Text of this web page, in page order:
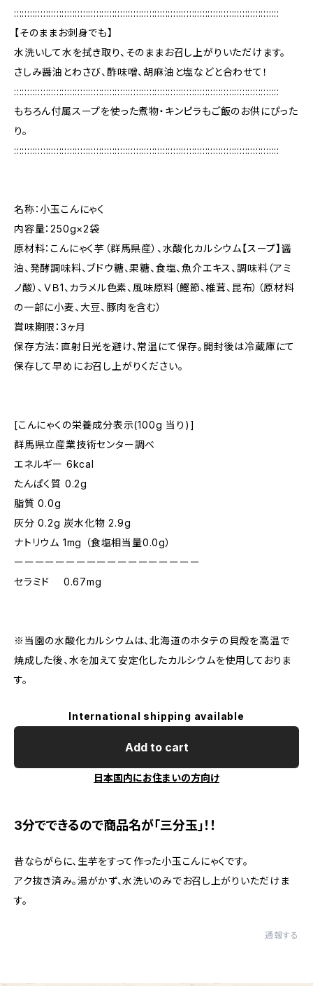
::::::::::::::::::::::::::::::::::::::::::::::::::::::::::::::::::::::::::::::::::::::::::::::::::::
【そのままお刺身でも】
水洗いして水を拭き取り、そのままお召し上がりいただけます。
さしみ醤油とわさび、酢味噌、胡麻油と塩などと合わせて！
::::::::::::::::::::::::::::::::::::::::::::::::::::::::::::::::::::::::::::::::::::::::::::::::::::
もちろん付属スープを使った煮物・キンピラもご飯のお供にぴった
り。
::::::::::::::::::::::::::::::::::::::::::::::::::::::::::::::::::::::::::::::::::::::::::::::::::::
名称：小玉こんにゃく
内容量：250g×2袋
原材料：こんにゃく芋（群馬県産）、水酸化カルシウム【スープ】醤
油、発酵調味料、ブドウ糖、果糖、食塩、魚介エキス、調味料（アミ
ノ酸）、ＶＢ1、カラメル色素、風味原料（鰹節、椎茸、昆布）（原材料
の一部に小麦、大豆、豚肉を含む）
賞味期限：3ヶ月
保存方法：直射日光を避け、常温にて保存。開封後は冷蔵庫にて
保存して早めにお召し上がりください。
[こんにゃくの栄養成分表示(100g 当り)]
群馬県立産業技術センター調べ
エネルギー 6kcal
たんぱく質 0.2g
脂質 0.0g
灰分 0.2g 炭水化物 2.9g
ナトリウム 1mg （食塩相当量0.0g）
ーーーーーーーーーーーーーーーーーー
セラミド 0.67mg
※当園の水酸化カルシウムは、北海道のホタテの貝殻を高温で
焼成した後、水を加えて安定化したカルシウムを使用しておりま
す。
International shipping available
Add to cart
日本国内にお住まいの方向け
3分でできるので商品名が「三分玉」！！
昔ならがらに、生芋をすって作った小玉こんにゃくです。
アク抜き済み。湯がかず、水洗いのみでお召し上がりいただけま
す。
通報する